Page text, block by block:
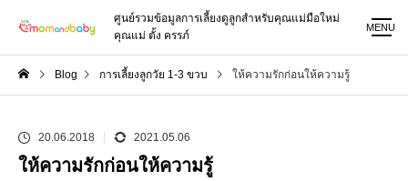
ศูนย์รวมข้อมูลการเลี้ยงดูลูกสำหรับคุณแม่มือใหม่
คุณแม่ ตั้ง ครรภ์
MENU
Blog การเลี้ยงลูกวัย 1-3 ขวบ ให้ความรักก่อนให้ความรู้
20.06.2018 2021.05.06
ให้ความรักก่อนให้ความรู้